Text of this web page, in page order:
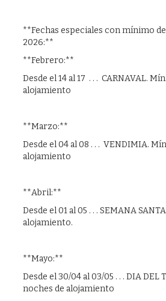
**Fechas especiales con mínimo
2026:**
**Febrero:**
Desde el 14 al 17 . . . CARNAVAL.
alojamiento
**Marzo:**
Desde el 04 al 08 . . . VENDIMIA.
alojamiento
**Abril:**
Desde el 01 al 05 . . . SEMANA
alojamiento.
**Mayo:**
Desde el 30/04 al 03/05 . . . DIA DEL
noches de alojamiento